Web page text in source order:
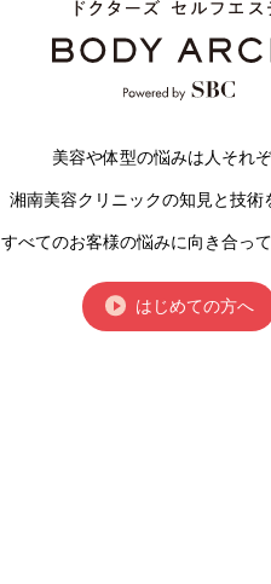
美容や体型の悩みは人それぞ
湘南美容クリニックの知見と技術
すべてのお客様の悩みに向き合って
はじめての方へ